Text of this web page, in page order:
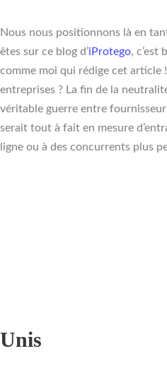
Nous nous positionnons là en
êtes sur ce blog d’iProtego, c’est
comme moi qui rédige cet article
entreprises ? La fin de la
véritable guerre entre
serait tout à fait en mesure
ligne ou à des concurrents plus
Unis